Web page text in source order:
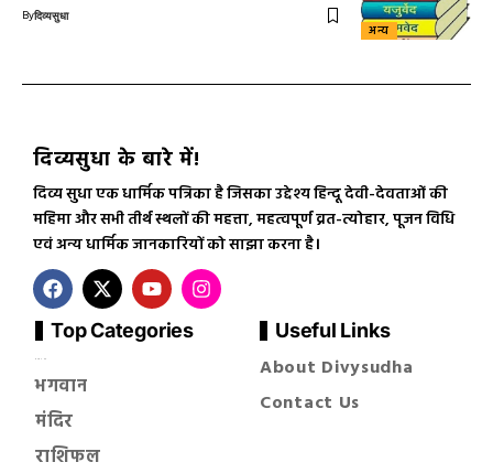
अन्य
Byदिव्यसुधा
दिव्यसुधा के बारे में!
दिव्य सुधा एक धार्मिक पत्रिका है जिसका उद्देश्य हिन्दू देवी-देवताओं की
महिमा और सभी तीर्थ स्थलों की महत्ता, महत्वपूर्ण व्रत-त्योहार, पूजन विधि
एवं अन्य धार्मिक जानकारियों को साझा करना है।
Top Categories
भगवान
मंदिर
राशिफल
Useful Links
About Divysudha
Contact Us